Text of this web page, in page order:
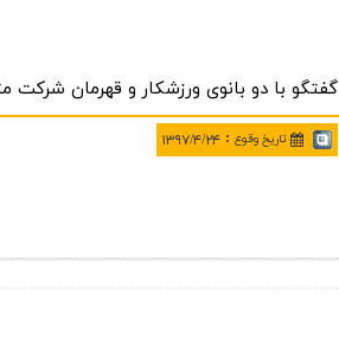
گفتگو با دو بانوی ورزشكار و قهرمان شركت
تاريخ وقوع :۱۳۹۷/۴/۲۴